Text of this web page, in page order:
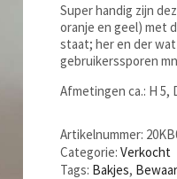
Super handig zijn
oranje en geel) met
staat; her en der
gebruikerssporen
Afmetingen ca.: H 5,
Artikelnummer:
Categorie:Verkocht
Tags: Bakjes,